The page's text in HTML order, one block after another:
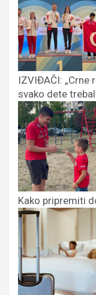
IZVIĐAČI: „Crne
svako dete
Kako pripremiti